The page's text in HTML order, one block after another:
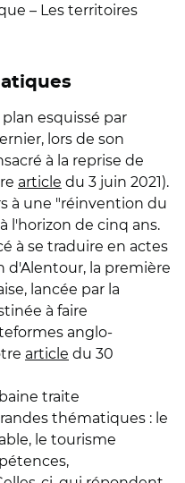
– Les territoires
esquissé par
lors de son
à la reprise de
article du 3 juin 2021).
à une "réinvention du
l'horizon de cinq ans.
à se traduire en actes
d'Alentour, la première
lancée par la
à faire
anglo-
article du 30
traite
thématiques : le
le tourisme